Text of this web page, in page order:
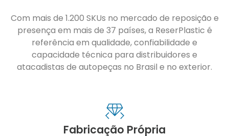
Com mais de 1.200 SKUs no mercado de reposição e
presença em mais de 37 países, a ReserPlastic é
referência em qualidade, confiabilidade e
capacidade técnica para distribuidores e
atacadistas de autopeças no Brasil e no exterior.
Fabricação Própria